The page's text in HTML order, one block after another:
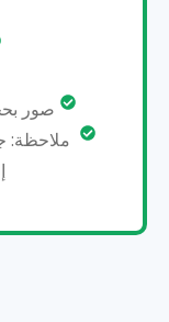
صور
ملاحظة: